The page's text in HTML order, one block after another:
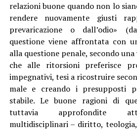
relazioni buone quando non lo
rendere nuovamente giusti
prevaricazione o dall’odio»
questione viene affrontata con
alla questione penale, secondo
che alle ritorsioni preferisce
impegnativi, tesi a ricostruire
male e creando i presupposti
stabile. Le buone ragioni di
tuttavia approfondite
multidisciplinari – diritto,